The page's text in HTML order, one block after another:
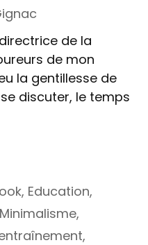
de la
de mon
la gentillesse de
discuter, le temps
, Education,
Minimalisme,
,